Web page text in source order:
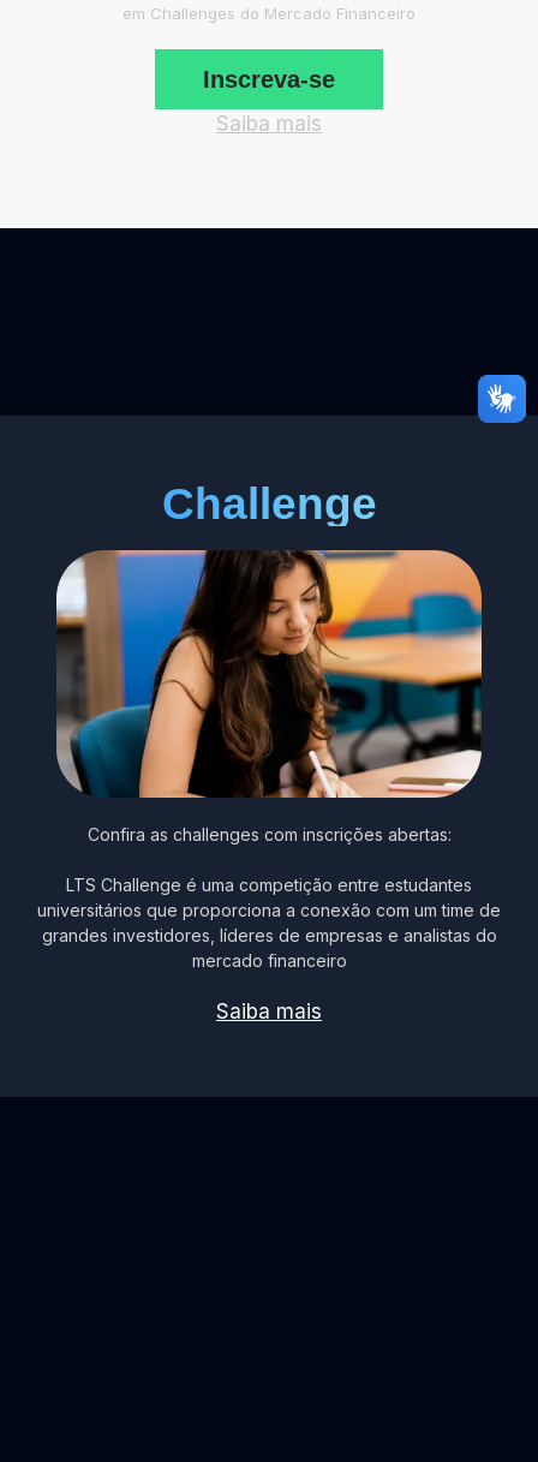
em Challenges do Mercado Financeiro
Inscreva-se
Saiba mais
Challenge
Confira as challenges com inscrições abertas:
LTS Challenge é uma competição entre estudantes
universitários que proporciona a conexão com um time de
grandes investidores, líderes de empresas e analistas do
mercado financeiro
Saiba mais